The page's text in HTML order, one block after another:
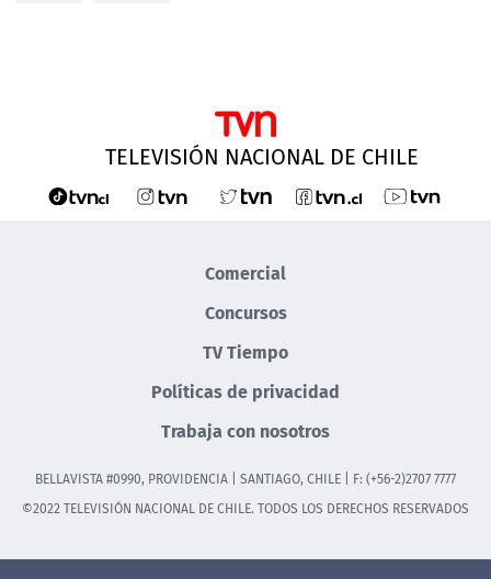
TELEVISIÓN NACIONAL DE CHILE
Comercial
Concursos
TV Tiempo
Políticas de privacidad
Trabaja con nosotros
BELLAVISTA #0990, PROVIDENCIA | SANTIAGO, CHILE | F: (+56-2)2707 7777
©2022 TELEVISIÓN NACIONAL DE CHILE. TODOS LOS DERECHOS RESERVADOS